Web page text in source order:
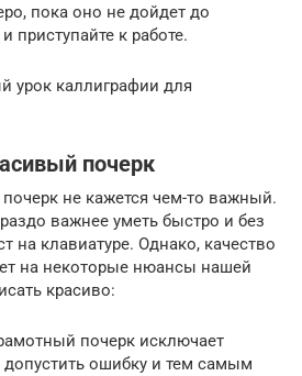
пока оно не дойдет до
к работе.
урок каллиграфии для
почерк
не кажется чем-то важный.
важнее уметь быстро и без
на клавиатуре. Однако, качество
на некоторые нюансы нашей
красиво:
почерк исключает
ошибку и тем самым